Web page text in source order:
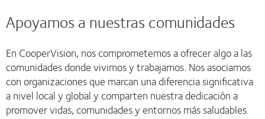
Apoyamos a nuestras comunidades
En CooperVision, nos comprometemos a ofrecer algo a las
comunidades donde vivimos y trabajamos. Nos asociamos
con organizaciones que marcan una diferencia significativa
a nivel local y global y comparten nuestra dedicación a
promover vidas, comunidades y entornos más saludables.